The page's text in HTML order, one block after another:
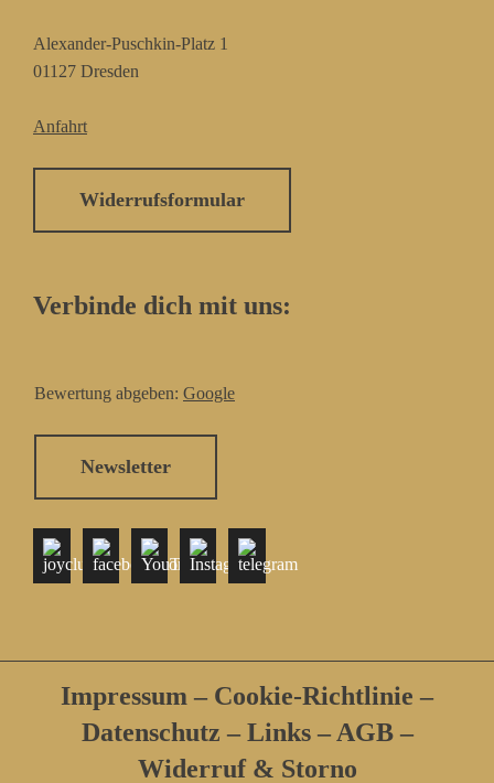
Alexander-Puschkin-Platz 1
01127 Dresden
Anfahrt
Widerrufsformular
Verbinde dich mit uns:
Bewertung abgeben: Google
Newsletter
Impressum – Cookie-Richtlinie –
Datenschutz–Links–AGB–
Widerruf & Storno